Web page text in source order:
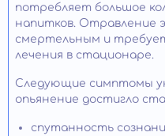
потребляет большое
напитков. Отравление
смертельным и
лечения в стационаре.
Следующие симптомы
опьянение достигло
спутанность